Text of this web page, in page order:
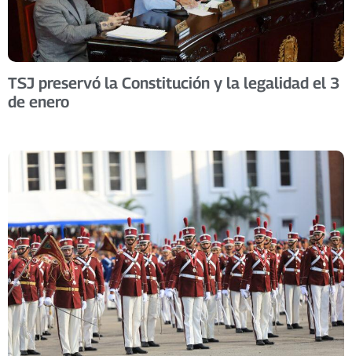
TSJ preservó la Constitución y la legalidad el 3
de enero